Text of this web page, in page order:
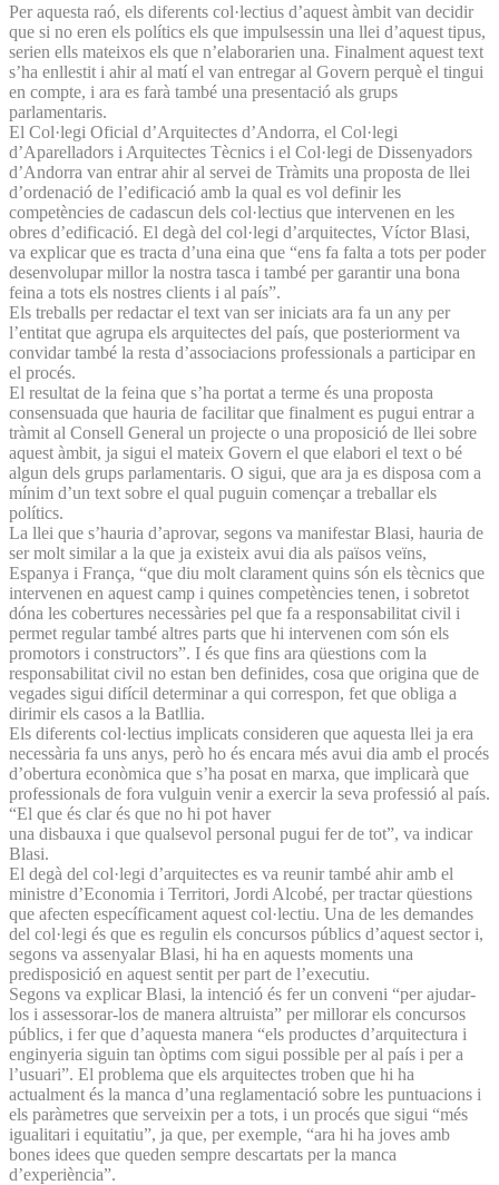
Per aquesta raó, els diferents col·lectius d’aquest àmbit van decidir
que si no eren els polítics els que impulsessin una llei d’aquest tipus,
serien ells mateixos els que n’elaborarien una. Finalment aquest text
s’ha enllestit i ahir al matí el van entregar al Govern perquè el tingui
en compte, i ara es farà també una presentació als grups
parlamentaris.
El Col·legi Oficial d’Arquitectes d’Andorra, el Col·legi
d’Aparelladors i Arquitectes Tècnics i el Col·legi de Dissenyadors
d’Andorra van entrar ahir al servei de Tràmits una proposta de llei
d’ordenació de l’edificació amb la qual es vol definir les
competències de cadascun dels col·lectius que intervenen en les
obres d’edificació. El degà del col·legi d’arquitectes, Víctor Blasi,
va explicar que es tracta d’una eina que “ens fa falta a tots per poder
desenvolupar millor la nostra tasca i també per garantir una bona
feina a tots els nostres clients i al país”.
Els treballs per redactar el text van ser iniciats ara fa un any per
l’entitat que agrupa els arquitectes del país, que posteriorment va
convidar també la resta d’associacions professionals a participar en
el procés.
El resultat de la feina que s’ha portat a terme és una proposta
consensuada que hauria de facilitar que finalment es pugui entrar a
tràmit al Consell General un projecte o una proposició de llei sobre
aquest àmbit, ja sigui el mateix Govern el que elabori el text o bé
algun dels grups parlamentaris. O sigui, que ara ja es disposa com a
mínim d’un text sobre el qual puguin començar a treballar els
polítics.
La llei que s’hauria d’aprovar, segons va manifestar Blasi, hauria de
ser molt similar a la que ja existeix avui dia als països veïns,
Espanya i França, “que diu molt clarament quins són els tècnics que
intervenen en aquest camp i quines competències tenen, i sobretot
dóna les cobertures necessàries pel que fa a responsabilitat civil i
permet regular també altres parts que hi intervenen com són els
promotors i constructors”. I és que fins ara qüestions com la
responsabilitat civil no estan ben definides, cosa que origina que de
vegades sigui difícil determinar a qui correspon, fet que obliga a
dirimir els casos a la Batllia.
Els diferents col·lectius implicats consideren que aquesta llei ja era
necessària fa uns anys, però ho és encara més avui dia amb el procés
d’obertura econòmica que s’ha posat en marxa, que implicarà que
professionals de fora vulguin venir a exercir la seva professió al país.
“El que és clar és que no hi pot haver
una disbauxa i que qualsevol personal pugui fer de tot”, va indicar
Blasi.
El degà del col·legi d’arquitectes es va reunir també ahir amb el
ministre d’Economia i Territori, Jordi Alcobé, per tractar qüestions
que afecten específicament aquest col·lectiu. Una de les demandes
del col·legi és que es regulin els concursos públics d’aquest sector i,
segons va assenyalar Blasi, hi ha en aquests moments una
predisposició en aquest sentit per part de l’executiu.
Segons va explicar Blasi, la intenció és fer un conveni “per ajudar-
los i assessorar-los de manera altruista” per millorar els concursos
públics, i fer que d’aquesta manera “els productes d’arquitectura i
enginyeria siguin tan òptims com sigui possible per al país i per a
l’usuari”. El problema que els arquitectes troben que hi ha
actualment és la manca d’una reglamentació sobre les puntuacions i
els paràmetres que serveixin per a tots, i un procés que sigui “més
igualitari i equitatiu”, ja que, per exemple, “ara hi ha joves amb
bones idees que queden sempre descartats per la manca
d’experiència”.